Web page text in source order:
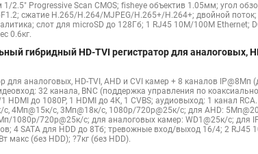
2.5" Progressive Scan CMOS; fisheye объектив 1.05мм; угол
сжатие H.265/H.264/MJPEG/H.265+/H.264+; двойной
слот для microSD до 128Гб; 1 RJ45 10M/100M Ethernet;
0.6кг.
гибридный HD-TVI регистратор для аналоговых,
для аналоговых, HD-TVI, AHD и CVI камер + 8 каналов IP@8Мп
32 канала, BNC (поддержка управления по
HDMI до 1080Р, 1 HDMI до 4К, 1 CVBS; аудиовыход: 1 канал
4Мп@15к/с, 3Мп@18к/с, 1080p/720p@25к/с; для AHD:
720p@25к/с; для аналоговых камер: WD1@25к/с; для
4 SATA для HDD до 8Тб; тревожные вход/выход 16/4; 2 RJ45
макс (без HDD); ?7кг (без HDD).